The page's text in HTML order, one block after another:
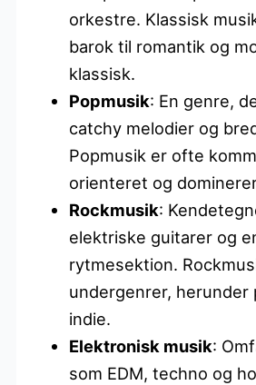
orkestre. Klassisk
barok til romantik og
klassisk.
Popmusik: En genre,
catchy melodier og
Popmusik er ofte
orienteret og
Rockmusik:
elektriske guitarer og
rytmesektion.
undergenrer, herunder
indie.
Elektronisk musik:
som EDM, techno og